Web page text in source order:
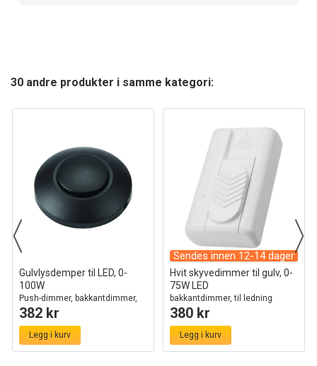
30 andre produkter i samme kategori:
Gulvlysdemper til LED, 0-
100W
Push-dimmer, bakkantdimmer,
sort
382 kr
Legg i kurv
Sendes innen 12-14 dager
Hvit skyvedimmer til gulv, 0-
75W LED
bakkantdimmer, til ledning
380 kr
Legg i kurv